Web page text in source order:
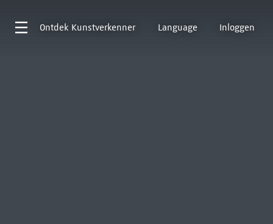
Ontdek Kunstverkenner Language Inloggen